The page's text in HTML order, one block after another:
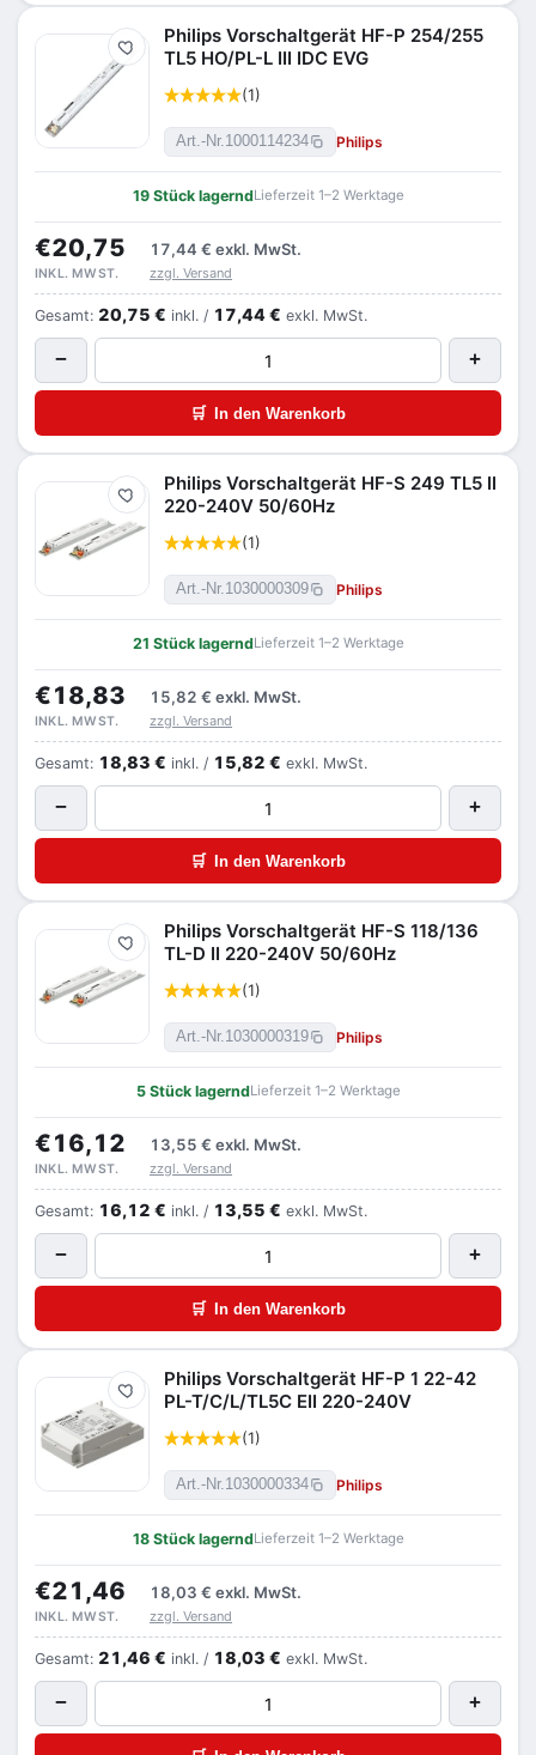
Merken
Philips Vorschaltgerät HF-P 254/255
TL5 HO/PL-L III IDC EVG
(1)
Art.-Nr.1000114234 Philips
19 Stück lagerndLieferzeit 1–2 Werktage
€20,75 17,44 € exkl. MwSt.
INKL. MWST. zzgl. Versand
Gesamt: 20,75 € inkl. / 17,44 € exkl. MwSt.
− +
🛒 In den Warenkorb
Merken
Philips Vorschaltgerät HF-S 249 TL5 II
220-240V 50/60Hz
(1)
Art.-Nr.1030000309 Philips
21 Stück lagerndLieferzeit 1–2 Werktage
€18,83 15,82 € exkl. MwSt.
INKL. MWST. zzgl. Versand
Gesamt: 18,83 € inkl. / 15,82 € exkl. MwSt.
− +
🛒 In den Warenkorb
Merken
Philips Vorschaltgerät HF-S 118/136
TL-D II 220-240V 50/60Hz
(1)
Art.-Nr.1030000319 Philips
5 Stück lagerndLieferzeit 1–2 Werktage
€16,12 13,55 € exkl. MwSt.
INKL. MWST. zzgl. Versand
Gesamt: 16,12 € inkl. / 13,55 € exkl. MwSt.
− +
🛒 In den Warenkorb
Merken
Philips Vorschaltgerät HF-P 1 22-42
PL-T/C/L/TL5C EII 220-240V
(1)
Art.-Nr.1030000334 Philips
18 Stück lagerndLieferzeit 1–2 Werktage
€21,46 18,03 € exkl. MwSt.
INKL. MWST. zzgl. Versand
Gesamt: 21,46 € inkl. / 18,03 € exkl. MwSt.
− +